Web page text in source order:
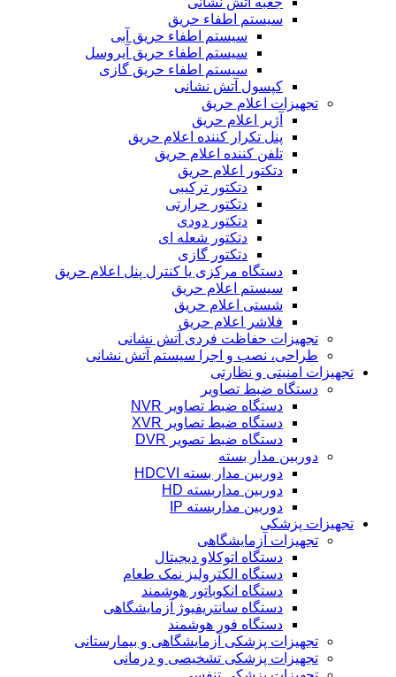
سیستم اطفاء حریق
سیستم اطفاء حریق آبی
سیستم اطفاء حریق آیروسل
سیستم اطفاء حریق گازی
کپسول آتش نشانی
تجهیزات اعلام حریق
آژیر اعلام حریق
پنل تکرار کننده اعلام حریق
تلفن کننده اعلام حریق
دتکتور اعلام حریق
دتکتور ترکیبی
دتکتور حرارتی
دتکتور دودی
دتکتور شعله ای
دتکتور گازی
دستگاه مرکزی یا کنترل پنل اعلام حریق
سیستم اعلام حریق
شستی اعلام حریق
فلاشر اعلام حریق
تجهیزات حفاظت فردی آتش نشانی
طراحی، نصب و اجرا سیستم آتش نشانی
تجهیزات امنیتی و نظارتی
دستگاه ضبط تصاویر
دستگاه ضبط تصاویر NVR
دستگاه ضبط تصاویر XVR
دستگاه ضبط تصویر DVR
دوربین مدار بسته
دوربین مدار بسته HDCVI
دوربین مداربسته HD
دوربین مداربسته IP
تجهیزات پزشکی
تجهیزات آزمایشگاهی
دستگاه اتوکلاو دیجیتال
دستگاه الکترولیز نمک طعام
دستگاه انکوباتور هوشمند
دستگاه سانتریفیوژ آزمایشگاهی
دستگاه فور هوشمند
تجهیزات پزشکی آزمایشگاهی و بیمارستانی
تجهیزات پزشکی تشخیصی و درمانی